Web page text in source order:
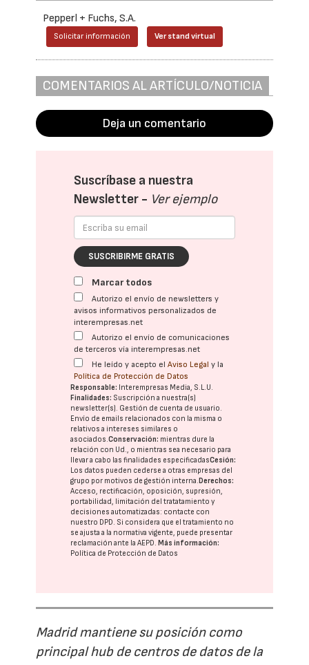
Pepperl + Fuchs, S.A.
Solicitar información Ver stand virtual
COMENTARIOS AL ARTÍCULO/NOTICIA
Deja un comentario
Suscríbase a nuestra
Newsletter - Ver ejemplo
SUSCRIBIRME GRATIS
Marcar todos
Autorizo el envío de newsletters y
avisos informativos personalizados de
interempresas.net
Autorizo el envío de comunicaciones
de terceros vía interempresas.net
He leído y acepto elAviso Legal y la
Política de Protección de Datos
Responsable: Interempresas Media, S.L.U.
Finalidades: Suscripción a nuestra(s)
newsletter(s). Gestión de cuenta de usuario.
Envío de emails relacionados con la misma o
relativos a intereses similares o
asociados.Conservación: mientras dure la
relación con Ud., o mientras sea necesario para
llevar a cabo las finalidades especificadasCesión:
Los datos pueden cederse a otras empresas del
grupo por motivos de gestión interna. Derechos:
Acceso, rectificación, oposición, supresión,
portabilidad, limitación del tratatamiento y
decisiones automatizadas: contacte con
nuestro DPD. Si considera que el tratamiento no
se ajusta a la normativa vigente, puede presentar
reclamación ante laAEPD. Más información:
Política de Protección de Datos
Madrid mantiene su posición como
principal hub de centros de datos de la